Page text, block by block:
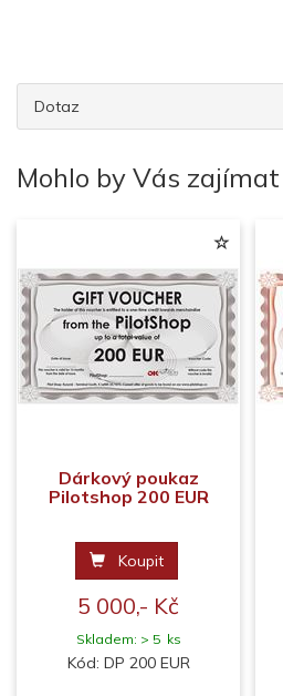
Dotaz
Mohlo by Vás zajímat
Dárkový poukaz
Pilotshop 200 EUR
Koupit
5 000,- Kč
Skladem: > 5 ks
Kód: DP 200 EUR